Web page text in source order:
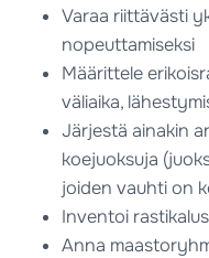
Varaa riittävästi
nopeuttamiseksi
Määrittele
väliaika,
Järjestä ainakin
koejuoksuja
joiden vauhti on
Inventoi
Anna